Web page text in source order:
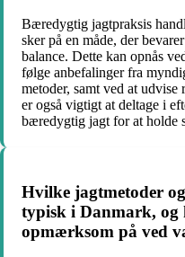
Bæredygtig jagtpraksis
sker på en måde, der
balance. Dette kan opnås
følge anbefalinger fra
metoder, samt ved at
er også vigtigt at deltage i
bæredygtig jagt for at holde
Hvilke jagtmetoder
typisk i Danmark,
opmærksom på ved